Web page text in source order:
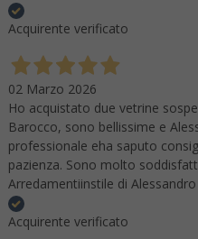
Acquirente verificato
02 Marzo 2026
Ho acquistato due vetrine
Barocco, sono bellissime e
professionale eha saputo
pazienza. Sono molto
Arredamentiinstile di
Acquirente verificato